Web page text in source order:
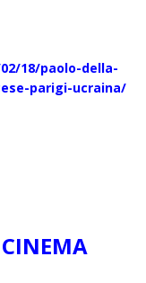
18/paolo-della-
parigi-ucraina/